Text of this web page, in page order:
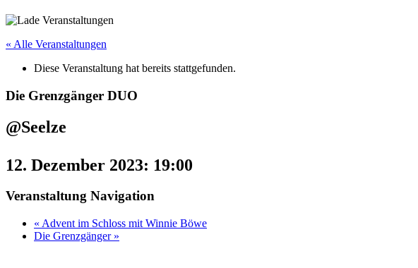
« Alle Veranstaltungen
Diese Veranstaltung hat bereits stattgefunden.
Die Grenzgänger DUO
@Seelze
12. Dezember 2023: 19:00
Veranstaltung Navigation
« Advent im Schloss mit Winnie Böwe
Die Grenzgänger »